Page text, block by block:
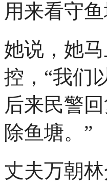
用来看守
她说，她
控，“我们
后来民警
除鱼塘。”
丈夫万朝